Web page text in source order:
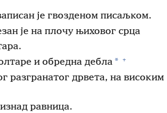
је гвозденом писаљком.
је на плочу њиховог срца
и обредна дебла* +
разгранатог дрвета, на високим
равница.